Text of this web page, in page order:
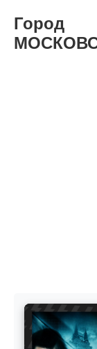
Город